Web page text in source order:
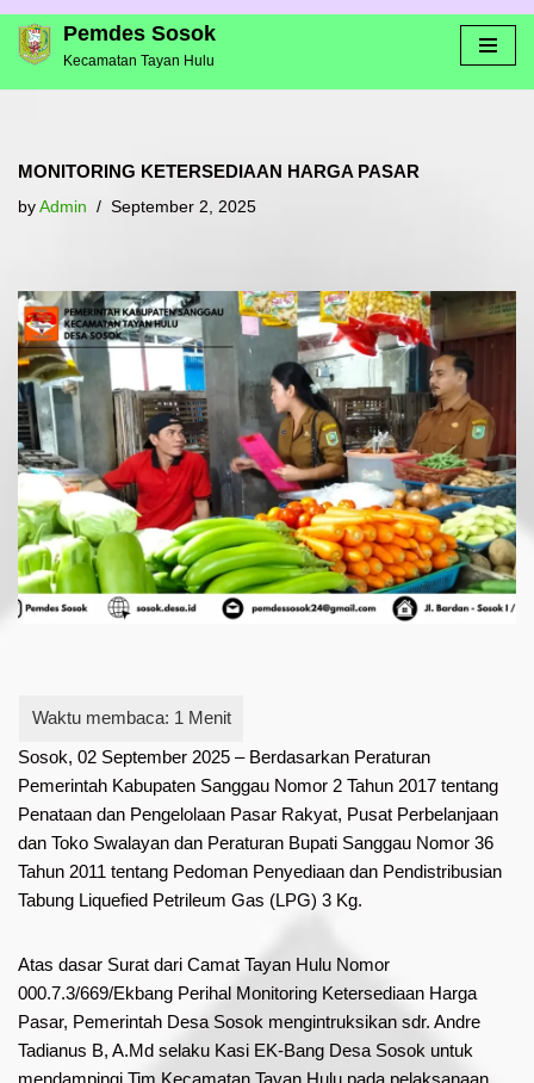
Skip
to
Pemdes Sosok
Kecamatan Tayan Hulu
MONITORING KETERSEDIAAN HARGA PASAR
by Admin September 2, 2025
Sosok, 02 September 2025 – Berdasarkan Peraturan
Pemerintah Kabupaten Sanggau Nomor 2 Tahun 2017 tentang
Penataan dan Pengelolaan Pasar Rakyat, Pusat Perbelanjaan
dan Toko Swalayan dan Peraturan Bupati Sanggau Nomor 36
Tahun 2011 tentang Pedoman Penyediaan dan Pendistribusian
Tabung Liquefied Petrileum Gas (LPG) 3 Kg.
Atas dasar Surat dari Camat Tayan Hulu Nomor
000.7.3/669/Ekbang Perihal Monitoring Ketersediaan Harga
Pasar, Pemerintah Desa Sosok mengintruksikan sdr. Andre
Tadianus B, A.Md selaku Kasi EK-Bang Desa Sosok untuk
mendampingi Tim Kecamatan Tayan Hulu pada pelaksanaan